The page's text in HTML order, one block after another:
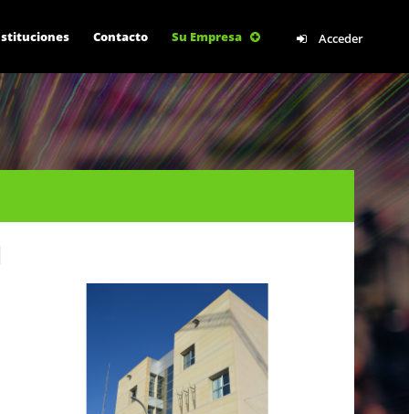
Acceder
Contacto Su Empresa
on line